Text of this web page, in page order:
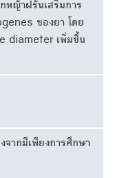
หญ้าฝรั่นเสริมการ
ของยา โดย
diameter เพิ่มขึ้น
จากมีเพียงการศึกษา